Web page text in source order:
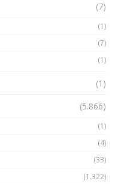
(7)
(1)
(7)
(1)
(1)
(5.866)
(1)
(4)
(33)
(1.322)